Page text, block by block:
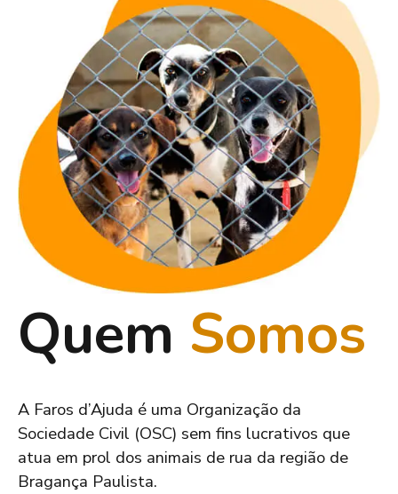
Quem Somos
A Faros d’Ajuda é uma Organização da
Sociedade Civil (OSC) sem fins lucrativos que
atua em prol dos animais de rua da região de
Bragança Paulista.